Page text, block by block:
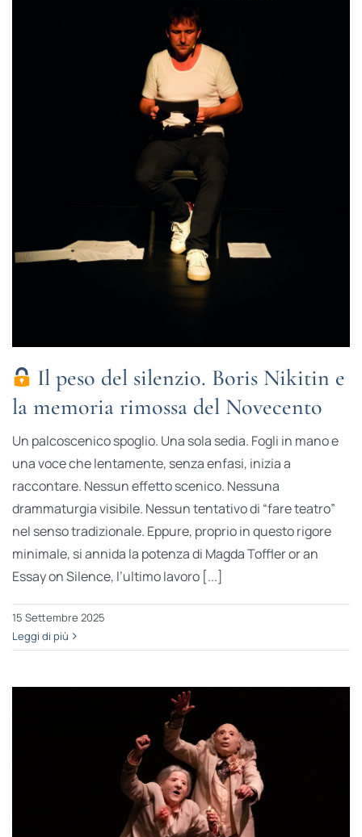
Il peso del silenzio. Boris Nikitin e
la memoria rimossa del Novecento
Un palcoscenico spoglio. Una sola sedia. Fogli in mano e
una voce che lentamente, senza enfasi, inizia a
raccontare. Nessun effetto scenico. Nessuna
drammaturgia visibile. Nessun tentativo di “fare teatro”
nel senso tradizionale. Eppure, proprio in questo rigore
minimale, si annida la potenza di Magda Toffler or an
Essay on Silence, l’ultimo lavoro [...]
15 Settembre 2025
Leggi di più